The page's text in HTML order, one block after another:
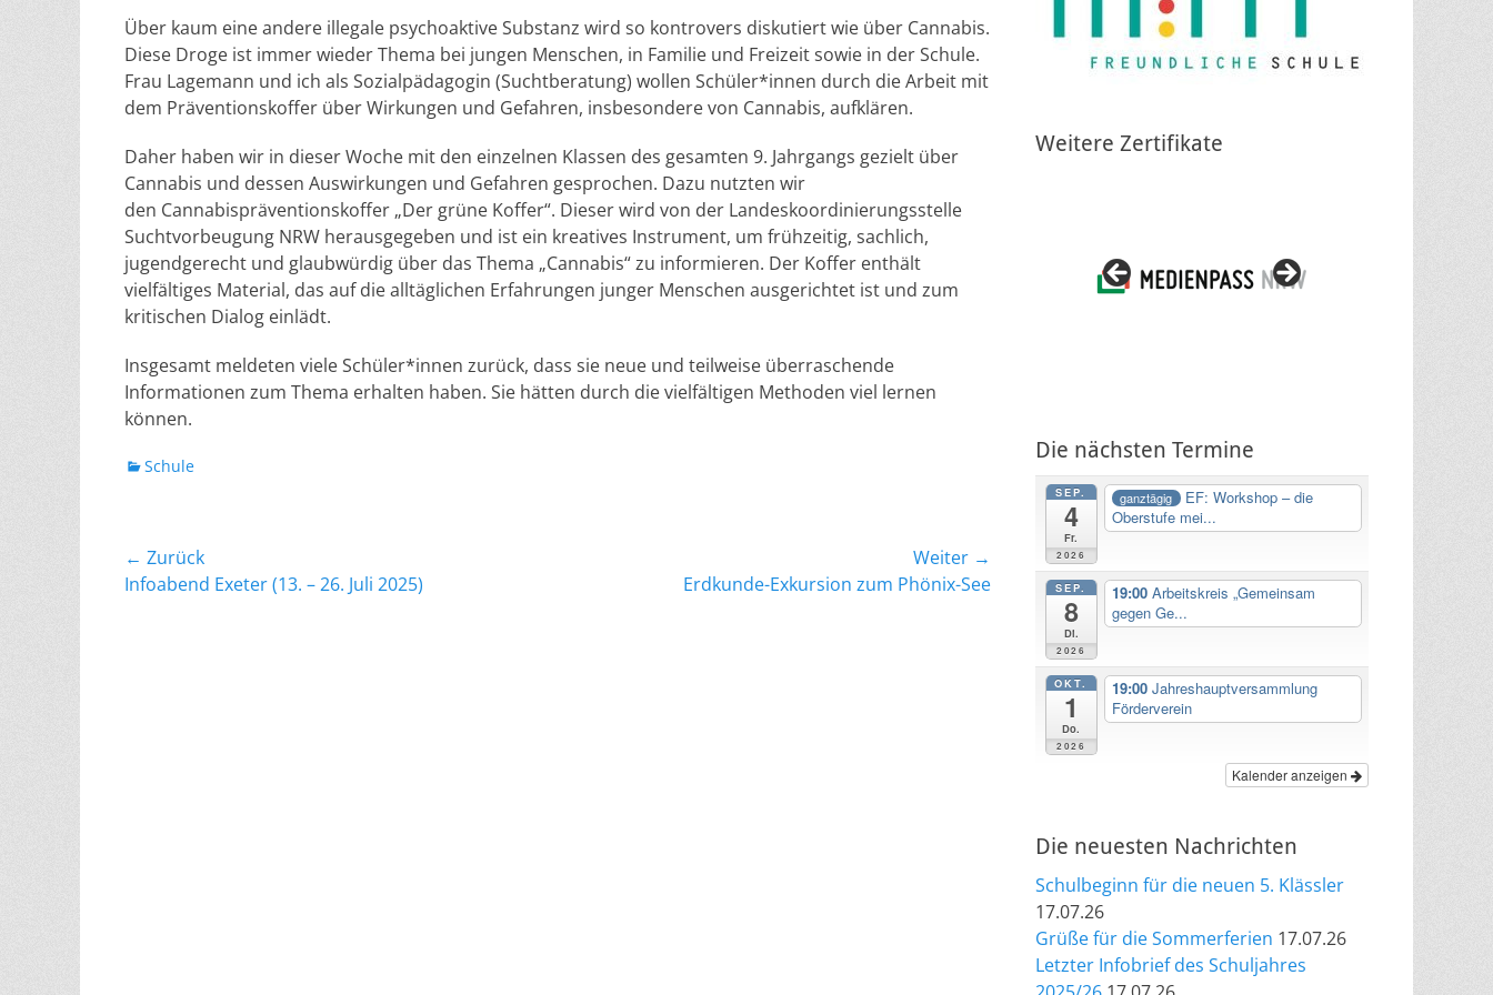
Über kaum eine andere illegale psychoaktive Substanz wird so kontrovers diskutiert wie über Cannabis.
Diese Droge ist immer wieder Thema bei jungen Menschen, in Familie und Freizeit sowie in der Schule.
Frau Lagemann und ich als Sozialpädagogin (Suchtberatung) wollen Schüler*innen durch die Arbeit mit
dem Präventionskoffer über Wirkungen und Gefahren, insbesondere von Cannabis, aufklären.
Daher haben wir in dieser Woche mit den einzelnen Klassen des gesamten 9. Jahrgangs gezielt über
Cannabis und dessen Auswirkungen und Gefahren gesprochen. Dazu nutzten wir
den Cannabispräventionskoffer „Der grüne Koffer“. Dieser wird von der Landeskoordinierungsstelle
Suchtvorbeugung NRW herausgegeben und ist ein kreatives Instrument, um frühzeitig, sachlich,
jugendgerecht und glaubwürdig über das Thema „Cannabis“ zu informieren. Der Koffer enthält
vielfältiges Material, das auf die alltäglichen Erfahrungen junger Menschen ausgerichtet ist und zum
kritischen Dialog einlädt.
Insgesamt meldeten viele Schüler*innen zurück, dass sie neue und teilweise überraschende
Informationen zum Thema erhalten haben. Sie hätten durch die vielfältigen Methoden viel lernen
können.
Kategorien
Schule
Beitragsnavigation
← Zurück
Vorheriger
Infoabend Exeter (13. – 26. Juli 2025)
Weiter →
Erdkunde-Exkursion zum Phönix-See
Weitere Zertifikate
Die nächsten Termine
SEP.
4
Fr.
2026
ganztägig
EF: Workshop – die
Oberstufe mei...
SEP.
8
Di.
2026
19:00 Arbeitskreis „Gemeinsam
gegen Ge...
OKT.
1
Do.
2026
19:00 Jahreshauptversammlung
Förderverein
Kalender anzeigen
Die neuesten Nachrichten
Schulbeginn für die neuen 5. Klässler
17.07.26
Grüße für die Sommerferien 17.07.26
Letzter Infobrief des Schuljahres